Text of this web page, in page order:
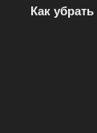
Как